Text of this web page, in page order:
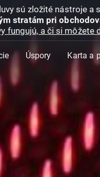
sú zložité nástroje
stratám pri
fungujú, a či si
Úspory Karta a